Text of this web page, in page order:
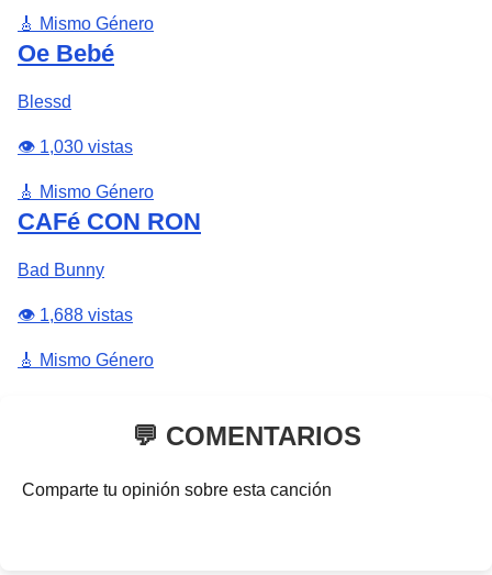
🎸 Mismo Género
Oe Bebé
Blessd
👁️ 1,030 vistas
🎸 Mismo Género
CAFé CON RON
Bad Bunny
👁️ 1,688 vistas
🎸 Mismo Género
💬 COMENTARIOS
Comparte tu opinión sobre esta canción